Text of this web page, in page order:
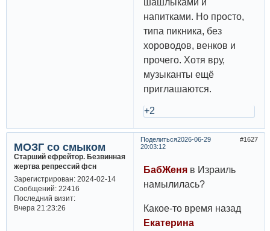
шашлыками и
напитками. Но просто,
типа пикника, без
хороводов, венков и
прочего. Хотя вру,
музыканты ещё
приглашаются.
+2
Поделиться 1627
2026-06-29
20:03:12
МОЗГ со смыком
Старший ефрейтор. Безвинная
жертва репрессий фсн
Зарегистрирован: 2024-02-14
Сообщений:22416
Последний визит:
Вчера 21:23:26
БабЖеня в Израиль
намылилась?
Какое-то время назад
Екатерина